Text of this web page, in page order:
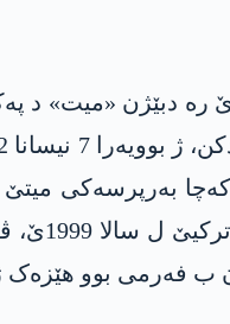
ژێ ره‌ دبێژن «میت»
به‌رپرسه‌كی